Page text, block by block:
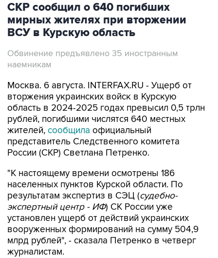
СКР сообщил о 640 погибших
мирных жителях при вторжении
ВСУ в Курскую область
Обвинение предъявлено 35 иностранным
наемникам
Москва. 6 августа. INTERFAX.RU - Ущерб от
вторжения украинских войск в Курскую
область в 2024-2025 годах превысил 0,5 трлн
рублей, погибшими числятся 640 местных
жителей, сообщила официальный
представитель Следственного комитета
России (СКР) Светлана Петренко.
"К настоящему времени осмотрены 186
населенных пунктов Курской области. По
результатам экспертиз в СЭЦ (судебно-
экспертный центр - ИФ) СК России уже
установлен ущерб от действий украинских
вооруженных формирований на сумму 504,9
млрд рублей", - сказала Петренко в четверг
журналистам.